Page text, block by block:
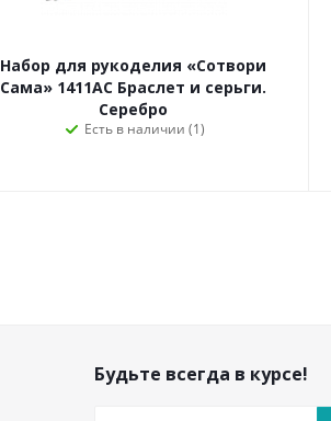
Набор для рукоделия «Сотвори
Сама» 1411АС Браслет и серьги.
Серебро
Есть в наличии (1)
Будьте всегда в курсе!